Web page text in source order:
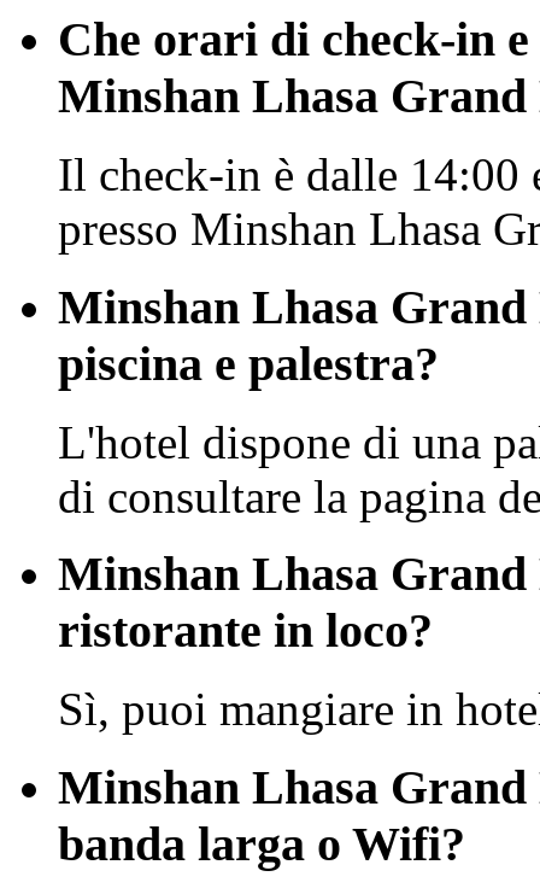
Che orari di check-in
Minshan Lhasa Grand
Il check-in è dalle
presso Minshan Lhasa
Minshan Lhasa Grand
piscina e palestra?
L'hotel dispone di una
di consultare la pagina
Minshan Lhasa
ristorante in loco?
Sì, puoi mangiare in
Minshan Lhasa
banda larga o Wifi?